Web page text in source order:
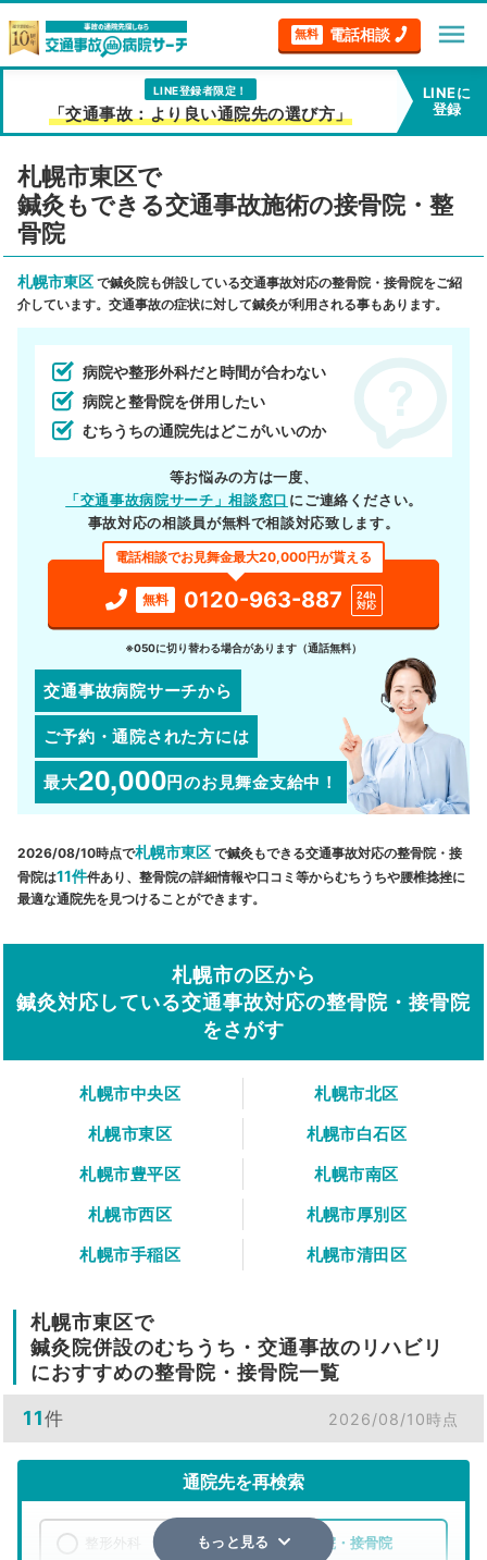
無料 電話相談 menu
LINE登録者限定！
「交通事故：より良い通院先の選び方」
LINEに
登録
札幌市東区で
鍼灸もできる交通事故施術の接骨院・整
骨院
札幌市東区 で鍼灸院も併設している交通事故対応の整骨院・接骨院をご紹
介しています。交通事故の症状に対して鍼灸が利用される事もあります。
病院や整形外科だと時間が合わない
病院と整骨院を併用したい
むちうちの通院先はどこがいいのか
等お悩みの方は一度、
「交通事故病院サーチ」相談窓口 にご連絡ください。
事故対応の相談員が無料で相談対応致します。
電話相談でお見舞金最大20,000円が貰える
無料 0120-963-887
24h
対応
※050に切り替わる場合があります（通話無料）
交通事故病院サーチから
ご予約・通院された方には
最大20,000円のお見舞金支給中！
2026/08/10時点で札幌市東区 で鍼灸もできる交通事故対応の整骨院・接
骨院は11件件あり、整骨院の詳細情報や口コミ等からむちうちや腰椎捻挫に
最適な通院先を見つけることができます。
札幌市の区から
鍼灸対応している交通事故対応の整骨院・接骨院
をさがす
札幌市中央区
札幌市北区
札幌市東区
札幌市白石区
札幌市豊平区
札幌市南区
札幌市西区
札幌市厚別区
札幌市手稲区
札幌市清田区
札幌市東区で
鍼灸院併設のむちうち・交通事故のリハビリ
におすすめの整骨院・接骨院一覧
11件 2026/08/10時点
通院先を再検索
整骨院・接骨院
もっと見る